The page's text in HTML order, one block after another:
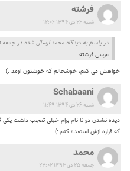
فرشته
شنبه ۲۶ دی ۱۳۹۴ ۱۲:۰۶
در پاسخ به دیدگاه محمد ارسال شده در جمعه ۲۵ دی ۱۳۹۴ ۲۳:۰۲
مرسی فرشته
خواهش می کنم، خوشحالم که خوشتون اومد :)
Schabaani
شنبه ۲۶ دی ۱۳۹۴ ۱۱:۴۹
که قراره ازش استفده کنم :)
محمد
جمعه ۲۵ دی ۱۳۹۴ ۲۳:۰۲